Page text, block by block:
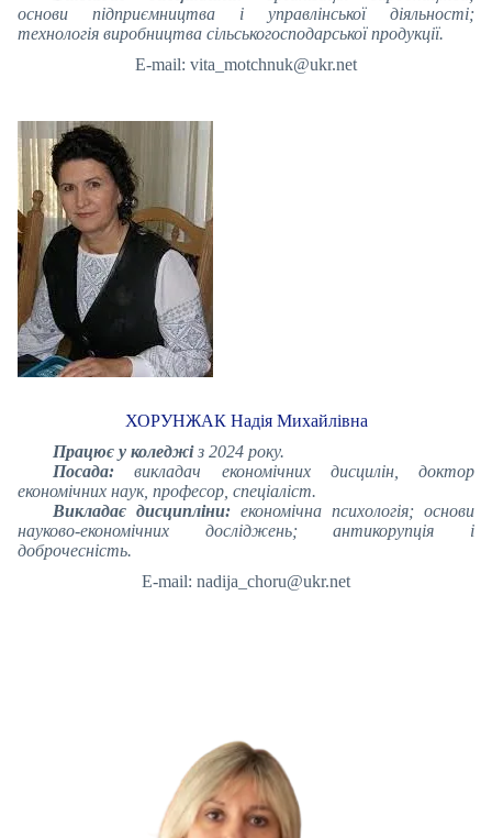
основи підприємництва і управлінської діяльності;
технологія виробництва сільськогосподарської продукції.
E-mail: vita_motchnuk@ukr.net
ХОРУНЖАК Надія Михайлівна
Працює у коледжіз 2024 року.
Посада: викладач економічних дисцилін, доктор
економічних наук, професор, спеціаліст.
Викладає дисципліни: економічна психологія; основи
науково-економічних досліджень; антикорупція і
доброчесність.
E-mail: nadija_choru@ukr.net